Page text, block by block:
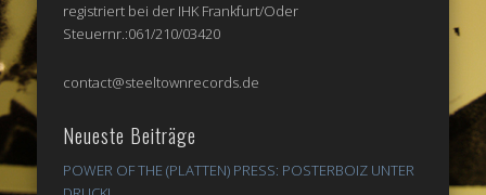
registriert bei der IHK Frankfurt/Oder
Steuernr.:061/210/03420
contact@steeltownrecords.de
Neueste Beiträge
POWER OF THE (PLATTEN) PRESS: POSTERBOIZ UNTER